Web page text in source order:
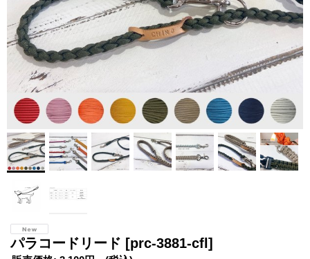
パラコードリード [prc-3881-cfl]